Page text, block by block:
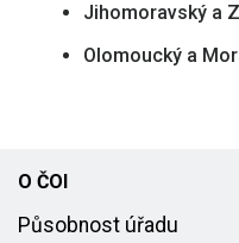
Jihomoravský a
Olomoucký a
O ČOI
Působnost úřadu